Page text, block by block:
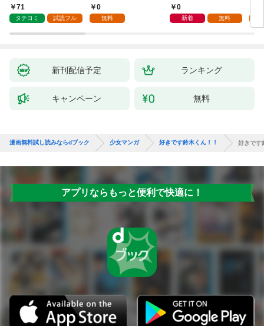
の？
71
タテヨミ 試読フル
話0
無料
0
新着 無料
新刊配信予定 ランキング
キャンペーン 無料
漫画無料試し読みならdブック 少女マンガ 好きです鈴木くん！！ 好きです
アプリならもっと便利で快適に！